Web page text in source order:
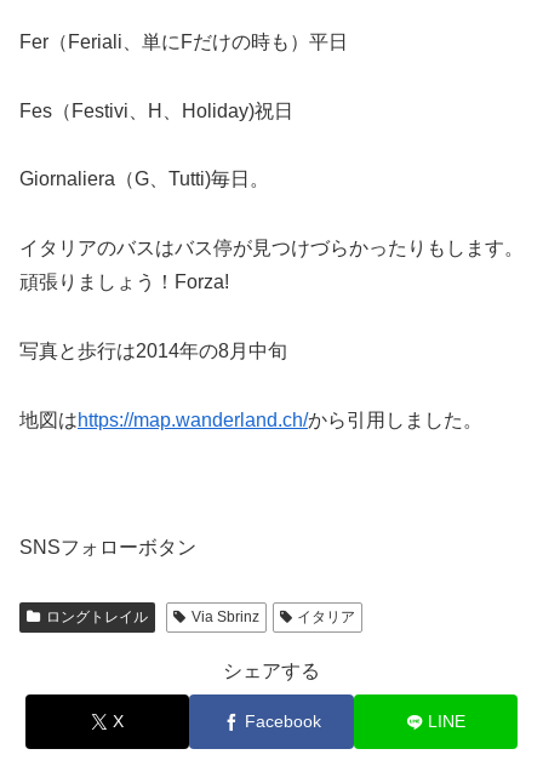
Fer（Feriali、単にFだけの時も）平日
Fes（Festivi、H、Holiday)祝日
Giornaliera（G、Tutti)毎日。
イタリアのバスはバス停が見つけづらかったりもします。
頑張りましょう！Forza!
写真と歩行は2014年の8月中旬
地図はhttps://map.wanderland.ch/から引用しました。
SNSフォローボタン
ロングトレイル Via Sbrinz イタリア
シェアする
X Facebook LINE